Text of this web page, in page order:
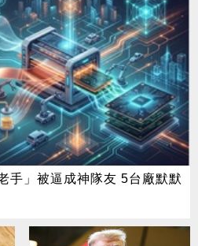
手」被逼成神隊友 5台廠默默